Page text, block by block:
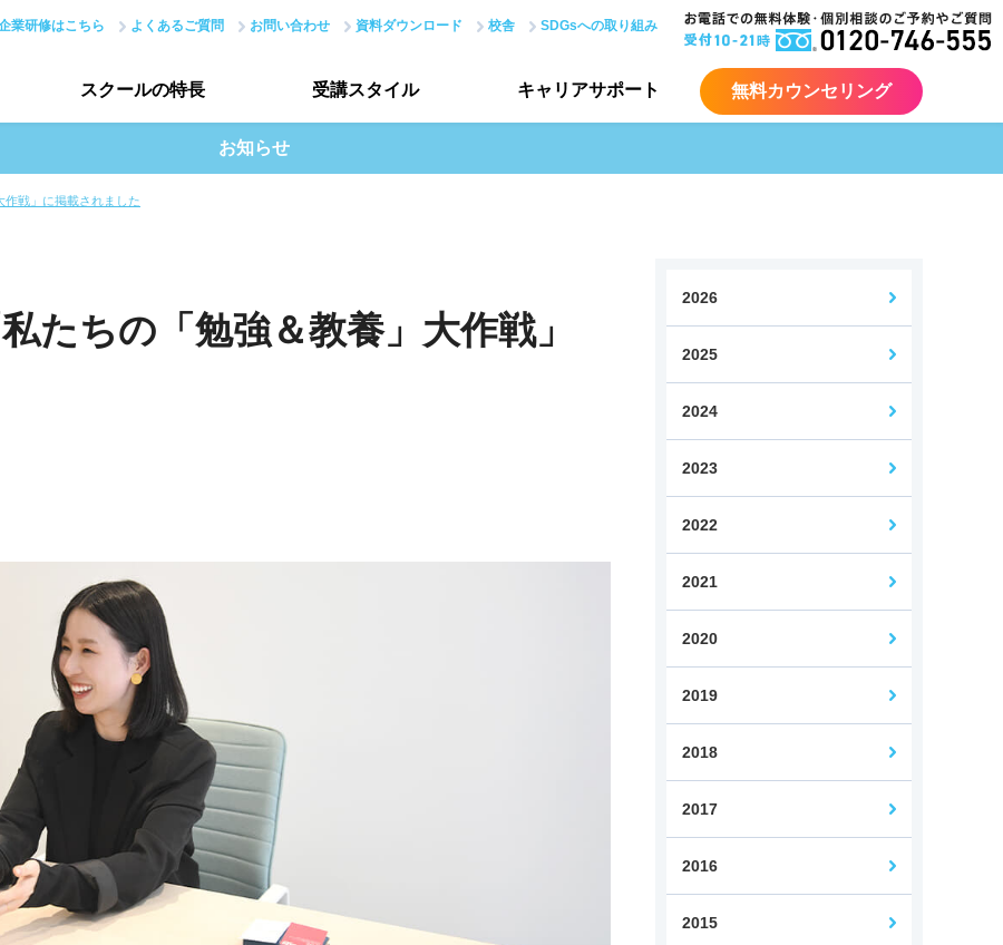
業研修はこちら よくあるご質問 お問い合わせ 資料ダウンロード 校舎 SDGsへの取り組み
ECサイト運用コース Web担当者コース
Webマーケティング講座
スクールの特長
スクールの特長トップ
最新で正確なスキル
受講スタイル
受講スタイルトップ
授業評価アンケート
キャリアサポート 無料カウンセリング
お知らせ
作戦」に掲載されました
たちの「勉強＆教養」大作戦」
2026
2025
2024
2023
2022
2021
2020
2019
2018
2017
2016
2015